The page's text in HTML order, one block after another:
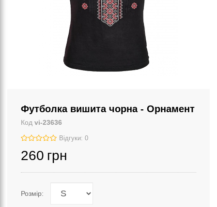
Футболка вишита чорна - Орнамент
Код vi-23636
Відгуки: 0
260 грн
Розмір: